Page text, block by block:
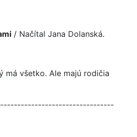
/ Načítal Jana Dolanská.
má všetko. Ale majú rodičia